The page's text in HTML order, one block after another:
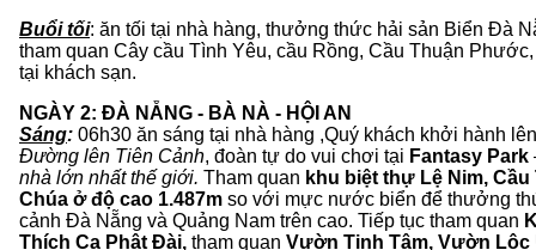
Buổi tối: ăn tối tại nhà hàng, thưởng thức hải sản Biển Đà
tham quan Cây cầu Tình Yêu, cầu Rồng, Cầu Thuận
tại khách sạn.
NGÀY 2: ĐÀ NẴNG - BÀ NÀ - HỘI AN
Sáng: 06h30 ăn sáng tại nhà hàng ,Quý khách khởi hành
Đường lên Tiên Cảnh, đoàn tự do vui chơi tại Fantasy Park
nhà lớn nhất thế giới. Tham quan khu biệt thự Lệ Nim, Cầu
Chúa ở độ cao 1.487m so với mực nước biển để thưởng
cảnh Đà Nẵng và Quảng Nam trên cao. Tiếp tục tham quan
Thích Ca Phật Đài, tham quan Vườn Tịnh Tâm, Vườn Lộc